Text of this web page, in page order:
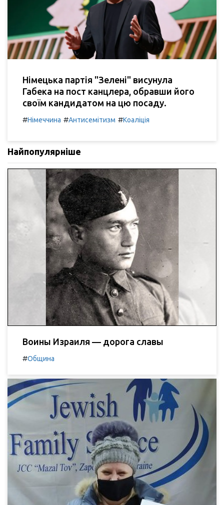
Німецька партія "Зелені" висунула
Габека на пост канцлера, обравши його
своїм кандидатом на цю посаду.
#Німеччина #Антисемітизм #Коаліція
Найпопулярніше
Воины Израиля — дорога славы
#Община